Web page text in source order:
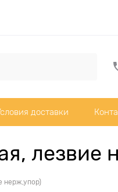
доставки
лезвие
нерж,упор)